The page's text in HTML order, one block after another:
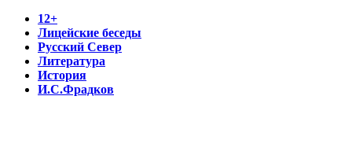
12+
Лицейские беседы
Русский Север
Литература
История
И.С.Фрадков